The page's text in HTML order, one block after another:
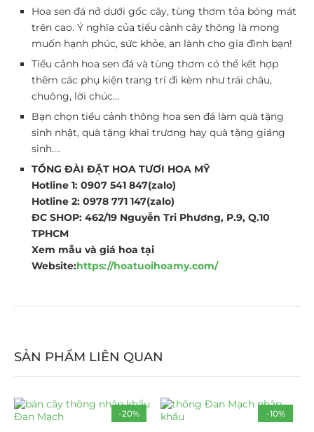
Hoa sen đá nở dưới gốc cây, tùng thơm tỏa bóng mát
trên cao. Ý nghĩa của tiểu cảnh cây thông là mong
muốn hạnh phúc, sức khỏe, an lành cho gia đình bạn!
Tiểu cảnh hoa sen đá và tùng thơm có thể kết hợp
thêm các phụ kiện trang trí đi kèm như trái châu,
chuông, lời chúc…
Bạn chọn tiểu cảnh thông hoa sen đá làm quà tặng
sinh nhật, quà tặng khai trương hay quà tặng giáng
sinh….
TỔNG ĐÀI ĐẶT HOA TƯƠI HOA MỸ
Hotline 1: 0907 541 847(zalo)
Hotline 2: 0978 771 147(zalo)
ĐC SHOP: 462/19 Nguyễn Tri Phương, P.9, Q.10
TPHCM
Xem mẫu và giá hoa tại
Website:https://hoatuoihoamy.com/
SẢN PHẨM LIÊN QUAN
-20% -10%